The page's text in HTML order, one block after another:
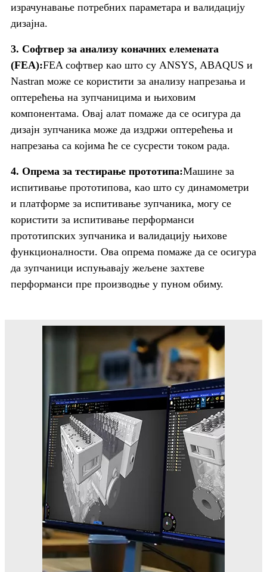
израчунавање потребних параметара и валидацију
дизајна.
3. Софтвер за анализу коначних елемената
(FEA):FEA софтвер као што су ANSYS, ABAQUS и
Nastran може се користити за анализу напрезања и
оптерећења на зупчаницима и њиховим
компонентама. Овај алат помаже да се осигура да
дизајн зупчаника може да издржи оптерећења и
напрезања са којима ће се сусрести током рада.
4. Опрема за тестирање прототипа:Машине за
испитивање прототипова, као што су динамометри
и платформе за испитивање зупчаника, могу се
користити за испитивање перформанси
прототипских зупчаника и валидацију њихове
функционалности. Ова опрема помаже да се осигура
да зупчаници испуњавају жељене захтеве
перформанси пре производње у пуном обиму.